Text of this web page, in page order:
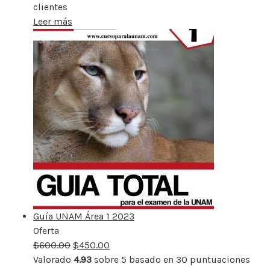
clientes
Leer más
Guía UNAM Área 1 2023
Oferta
rebajado
$600.00 $450.00
Valorado 4.93 sobre 5 basado en 30 puntuaciones